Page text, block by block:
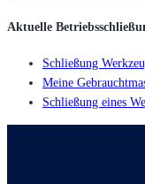
Aktuelle
Schließung
Meine
Schließung eines